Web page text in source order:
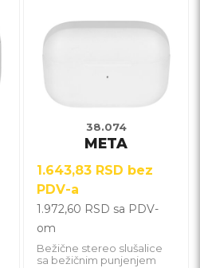
38.074
META
1.643,83 RSD bez
PDV-a
1.972,60 RSD sa PDV-
om
Bežične stereo slušalice
sa bežičnim punjenjem
ima
više
Opcije
mogu
izabrane
na
stranici